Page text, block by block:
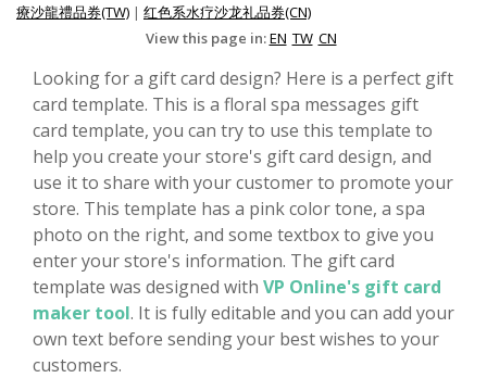
療沙龍禮品券(TW) | 红色系水疗沙龙礼品券(CN)
View this page in:EN TW CN
Looking for a gift card design? Here is a perfect gift
card template. This is a floral spa messages gift
card template, you can try to use this template to
help you create your store's gift card design, and
use it to share with your customer to promote your
store. This template has a pink color tone, a spa
photo on the right, and some textbox to give you
enter your store's information. The gift card
template was designed with VP Online's gift card
maker tool. It is fully editable and you can add your
own text before sending your best wishes to your
customers.